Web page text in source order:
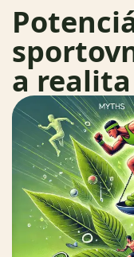
a realita